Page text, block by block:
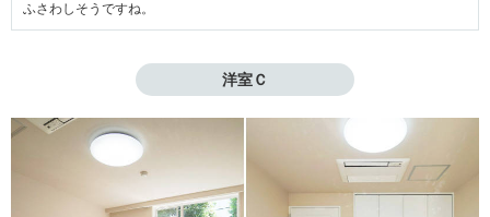
ふさわしそうですね。
洋室Ｃ